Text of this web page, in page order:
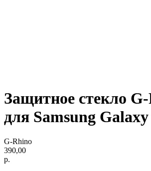
Защитное стекло
для Samsung Galaxy
G-Rhino
390,00
р.